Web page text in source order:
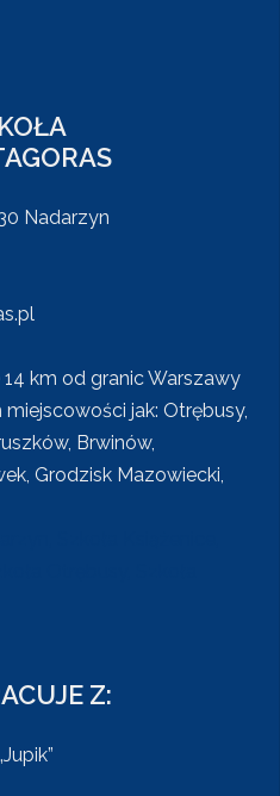
Nadarzyn
14 km od granic Warszawy
jak: Otrębusy,
Brwinów,
Grodzisk Mazowiecki,
Z: